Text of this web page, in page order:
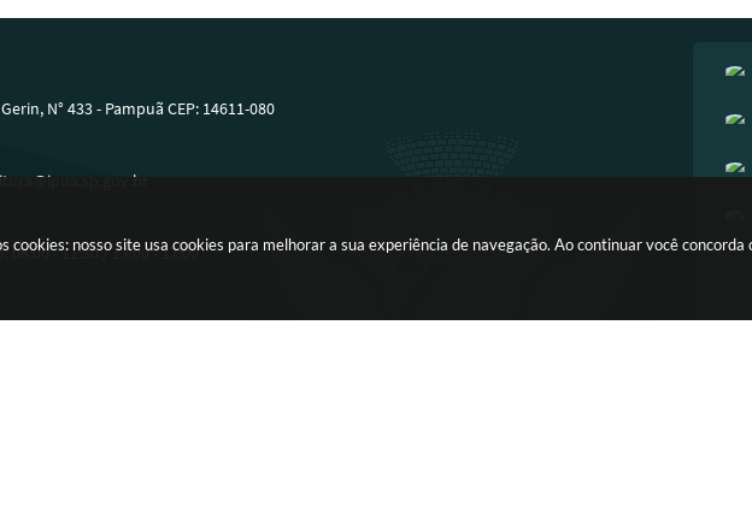
cookies: nosso site usa cookies para melhorar a sua experiência de navegação. Ao continuar você concorda
N° 433 - Pampuã CEP: 14611-080
- 11:30 / 13:00 - 17:00